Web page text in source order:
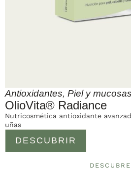
Antioxidantes, Piel y mucosas
OlioVita® Radiance
DESCUBRIR
Nutricosmética antioxidante
uñas
DESCUBRE